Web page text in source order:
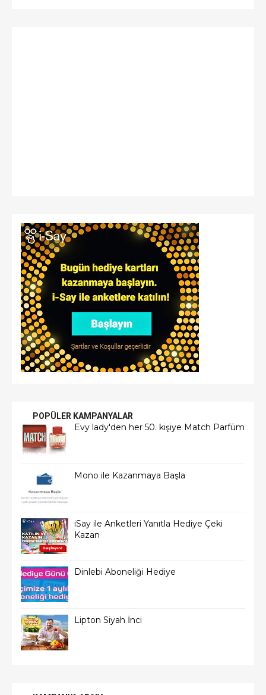
POPÜLER KAMPANYALAR
Evy lady'den her 50. kişiye Match Parfüm
Mono ile Kazanmaya Başla
iSay ile Anketleri Yanıtla Hediye Çeki
Kazan
Dinlebi Aboneliği Hediye
Lipton Siyah İnci